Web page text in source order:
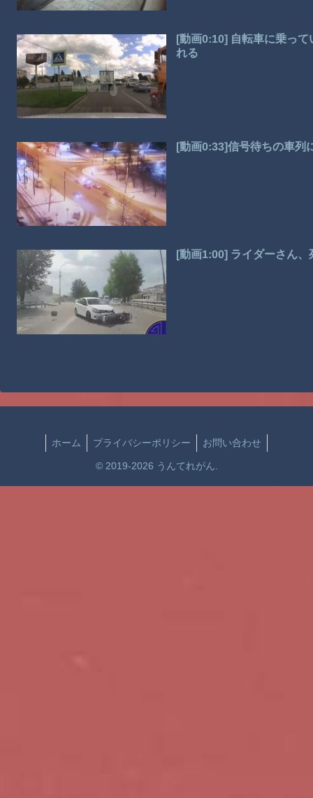
[動画0:10] 自転車に乗っ
れる
[動画0:33]信号待ちの車列
[動画1:00] ライダーさん、
ホーム プライバシーポリシー お問い合わせ
© 2019-2026 うんてれがん.